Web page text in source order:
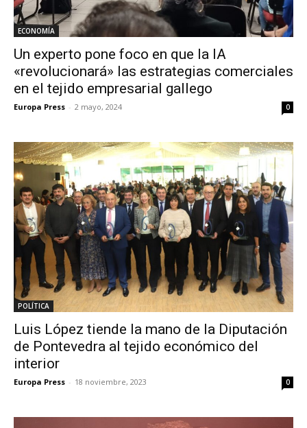
ECONOMÍA
Un experto pone foco en que la IA
«revolucionará» las estrategias comerciales
en el tejido empresarial gallego
Europa Press - 2 mayo, 2024 0
POLÍTICA
Luis López tiende la mano de la Diputación
de Pontevedra al tejido económico del
interior
Europa Press - 18 noviembre, 2023 0